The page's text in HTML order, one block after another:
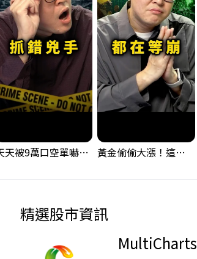
天天被9萬口空單嚇，其實你盯錯地方了｜Mr.Jimmy高志銘 #台股 #外資期貨 #融資 黃金偷偷大漲！這才是決定台股生死的「真風向球」！｜Mr.Jimmy高志銘 #黃金 #美元指數 #聯準會
精選股市資訊
MultiCharts